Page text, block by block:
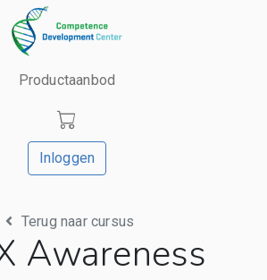
Productaanbod
Inloggen
Terug naar cursus
Awareness